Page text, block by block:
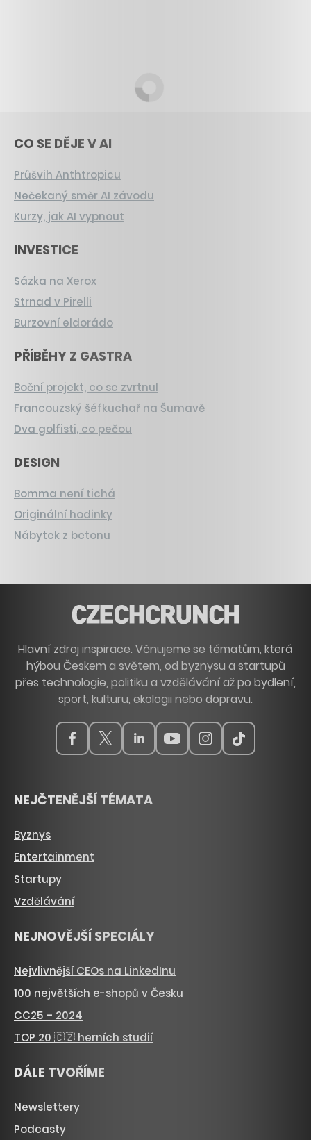
CO SE DĚJE V AI
Průšvih Anthtropicu
Nečekaný směr AI závodu
Kurzy, jak AI vypnout
INVESTICE
Sázka na Xerox
Strnad v Pirelli
Burzovní eldorádo
PŘÍBĚHY Z GASTRA
Boční projekt, co se zvrtnul
Francouzský šéfkuchař na Šumavě
Dva golfisti, co pečou
DESIGN
Bomma není tichá
Originální hodinky
Nábytek z betonu
Hlavní zdroj inspirace. Věnujeme se tématům, která
hýbou Českem a světem, od byznysu a startupů
přes technologie, politiku a vzdělávání až po bydlení,
sport, kulturu, ekologii nebo dopravu.
NEJČTENĚJŠÍ TÉMATA
Byznys
Entertainment
Startupy
Vzdělávání
NEJNOVĚJŠÍ SPECIÁLY
Nejvlivnější CEOs na LinkedInu
100 největších e-shopů v Česku
CC25 – 2024
TOP 20 🇨🇿 herních studií
DÁLE TVOŘÍME
Newslettery
Podcasty